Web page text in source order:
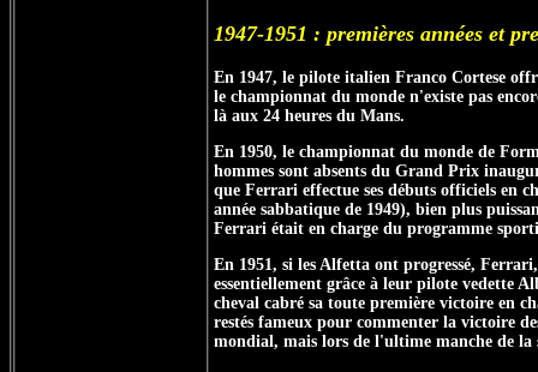
1947-1951 : premières années et
En 1947, le pilote italien Franco Cortese
le championnat du monde n'existe pas
là aux 24 heures du Mans.
En 1950, le championnat du monde de
hommes sont absents du Grand Prix
que Ferrari effectue ses débuts officiels en
année sabbatique de 1949), bien plus
Ferrari était en charge du programme
En 1951, si les Alfetta ont progressé,
essentiellement grâce à leur pilote vedette
cheval cabré sa toute première victoire en
restés fameux pour commenter la victoire
mondial, mais lors de l'ultime manche de la